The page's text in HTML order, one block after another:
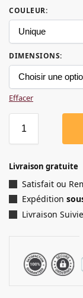
COULEUR:
DIMENSIONS:
Effacer
Livraison gratuite
Satisfait ou
Expédition
Livraison Suivie